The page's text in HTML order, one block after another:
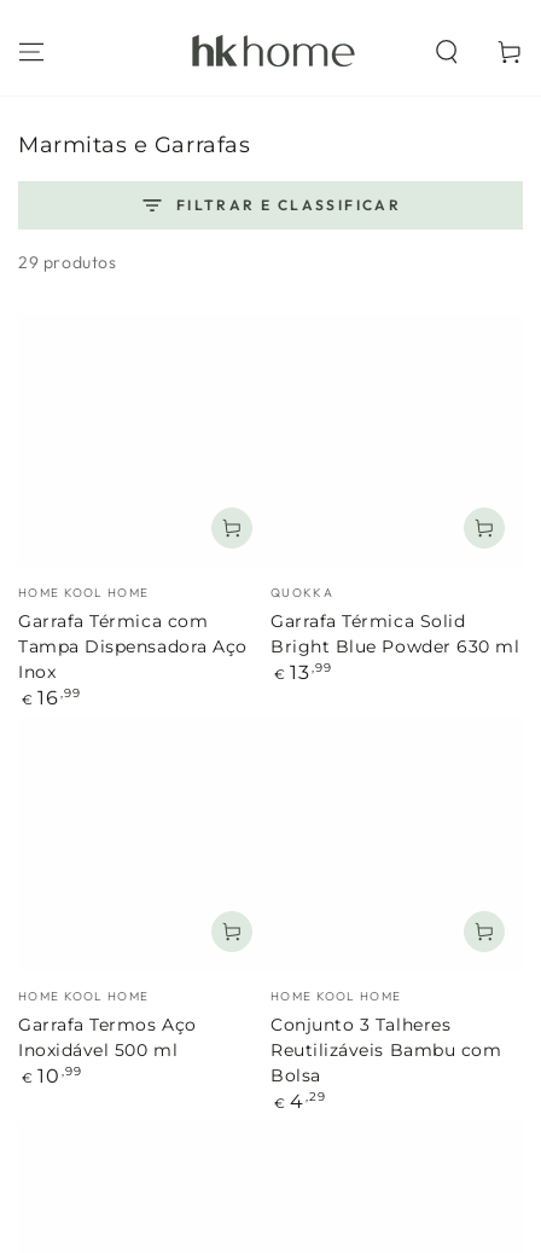
Coleção:
Marmitas e Garrafas
FILTRAR E CLASSIFICAR
29 produtos
Marca:
HOME KOOL HOME
Garrafa Térmica com
Tampa Dispensadora Aço
Inox
Preço
€ 16 ,99
Marca:
QUOKKA
Garrafa Térmica Solid
Bright Blue Powder 630 ml
Preço
€ 13 ,99
Marca:
HOME KOOL HOME
Garrafa Termos Aço
Inoxidável 500 ml
Preço
€ 10 ,99
Marca:
HOME KOOL HOME
Conjunto 3 Talheres
Reutilizáveis Bambu com
Bolsa
Preço
€ 4 ,29